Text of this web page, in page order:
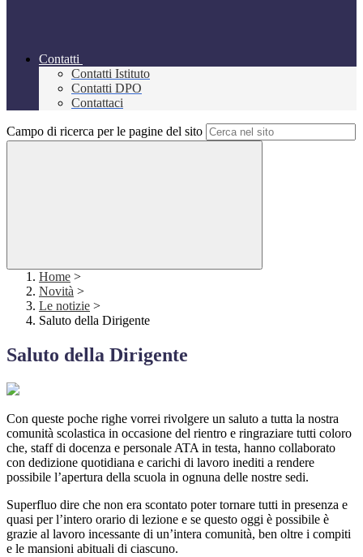
Contatti
Contatti Istituto
Contatti DPO
Contattaci
Campo di ricerca per le pagine del sito
Home >
Novità >
Le notizie >
Saluto della Dirigente
Saluto della Dirigente
Con queste poche righe vorrei rivolgere un saluto a tutta la nostra
comunità scolastica in occasione del rientro e ringraziare tutti coloro
che, staff di docenza e personale ATA in testa, hanno collaborato
con dedizione quotidiana e carichi di lavoro inediti a rendere
possibile l’apertura della scuola in ognuna delle nostre sedi.
Superfluo dire che non era scontato poter tornare tutti in presenza e
quasi per l’intero orario di lezione e se questo oggi è possibile è
grazie al lavoro incessante di un’intera comunità, ben oltre i compiti
e le mansioni abituali di ciascuno.